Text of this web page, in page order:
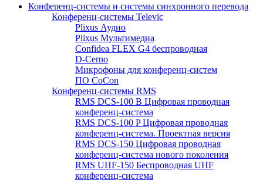
Конференц-системы и системы синхронного перевода
Конференц-системы Televic
Plixus Аудио
Plixus Мультимедиа
Confidea FLEX G4 беспроводная
D-Cerno
Микрофоны для конференц-систем
ПО CoCon
Конференц-системы RMS
RMS DCS-100 B Цифровая проводная
конференц-система
RMS DCS-100 P Цифровая проводная
конференц-система. Проектная версия
RMS DCS-150 Цифровая проводная
конференц-система нового поколения
RMS UHF-150 Беспроводная UHF
конференц-система